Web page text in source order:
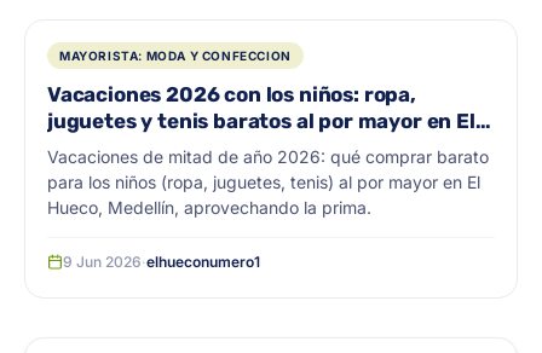
MAYORISTA: MODA Y CONFECCION
Vacaciones 2026 con los niños: ropa,
juguetes y tenis baratos al por mayor en El
Hueco
Vacaciones de mitad de año 2026: qué comprar barato
para los niños (ropa, juguetes, tenis) al por mayor en El
Hueco, Medellín, aprovechando la prima.
9 Jun 2026·elhueconumero1